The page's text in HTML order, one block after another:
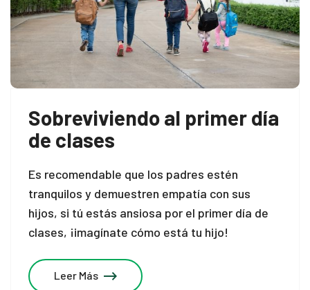
Sobreviviendo al primer día
de clases
Es recomendable que los padres estén
tranquilos y demuestren empatía con sus
hijos, si tú estás ansiosa por el primer día de
clases, ¡imagínate cómo está tu hijo!
Leer Más